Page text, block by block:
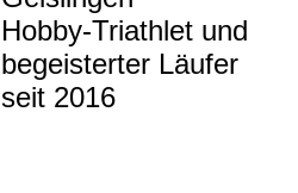
Hobby-Triathlet und
begeisterter Läufer
seit 2016